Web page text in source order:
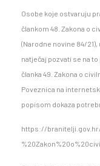
Osobe koje ostvaruju
člankom 48. Zakona o
(Narodne novine 84/
natječaj pozvati se na to
članka 49. Zakona o
Poveznica na
popisom dokaza
https://